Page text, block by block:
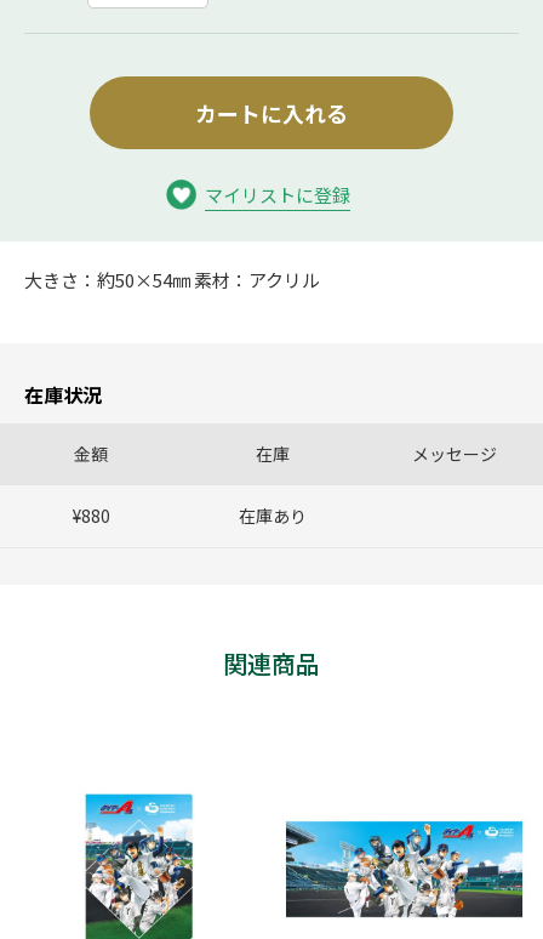
カートに入れる
マイリストに登録
大きさ：約50×54㎜ 素材：アクリル
在庫状況
金額 在庫 メッセージ
¥880 在庫あり
関連商品